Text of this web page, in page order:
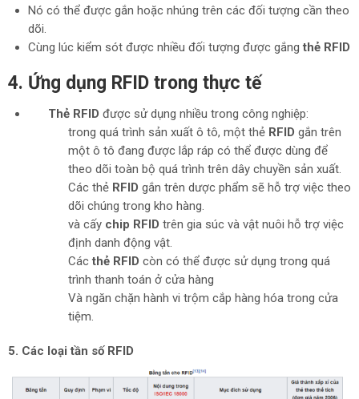
Nó có thể được gắn hoặc nhúng trên các đối tượng cần theo
dõi.
Cùng lúc kiểm sót được nhiều đối tượng được gắngthẻ RFID
4. Ứng dụng RFID trong thực tế
Thẻ RFID được sử dụng nhiều trong công nghiệp:
trong quá trình sản xuất ô tô, một thẻ RFID gắn trên
một ô tô đang được lắp ráp có thể được dùng để
theo dõi toàn bộ quá trình trên dây chuyền sản xuất.
Các thẻ RFID gắn trên dược phẩm sẽ hỗ trợ việc theo
dõi chúng trong kho hàng.
và cấy chip RFID trên gia súc và vật nuôi hỗ trợ việc
định danh động vật.
Cácthẻ RFID còn có thể được sử dụng trong quá
trình thanh toán ở cửa hàng
Và ngăn chặn hành vi trộm cắp hàng hóa trong cửa
tiệm.
5. Các loại tần số RFID